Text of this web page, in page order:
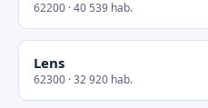
62200 · 40 539 hab.
Lens
62300 · 32 920 hab.